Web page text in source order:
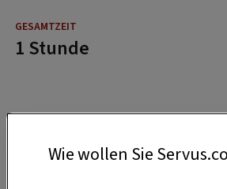
1 Stunde
Wie wollen Sie